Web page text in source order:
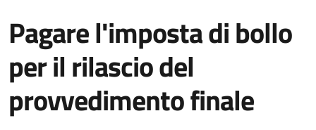
Pagare l'imposta di bollo
per il rilascio del
provvedimento finale